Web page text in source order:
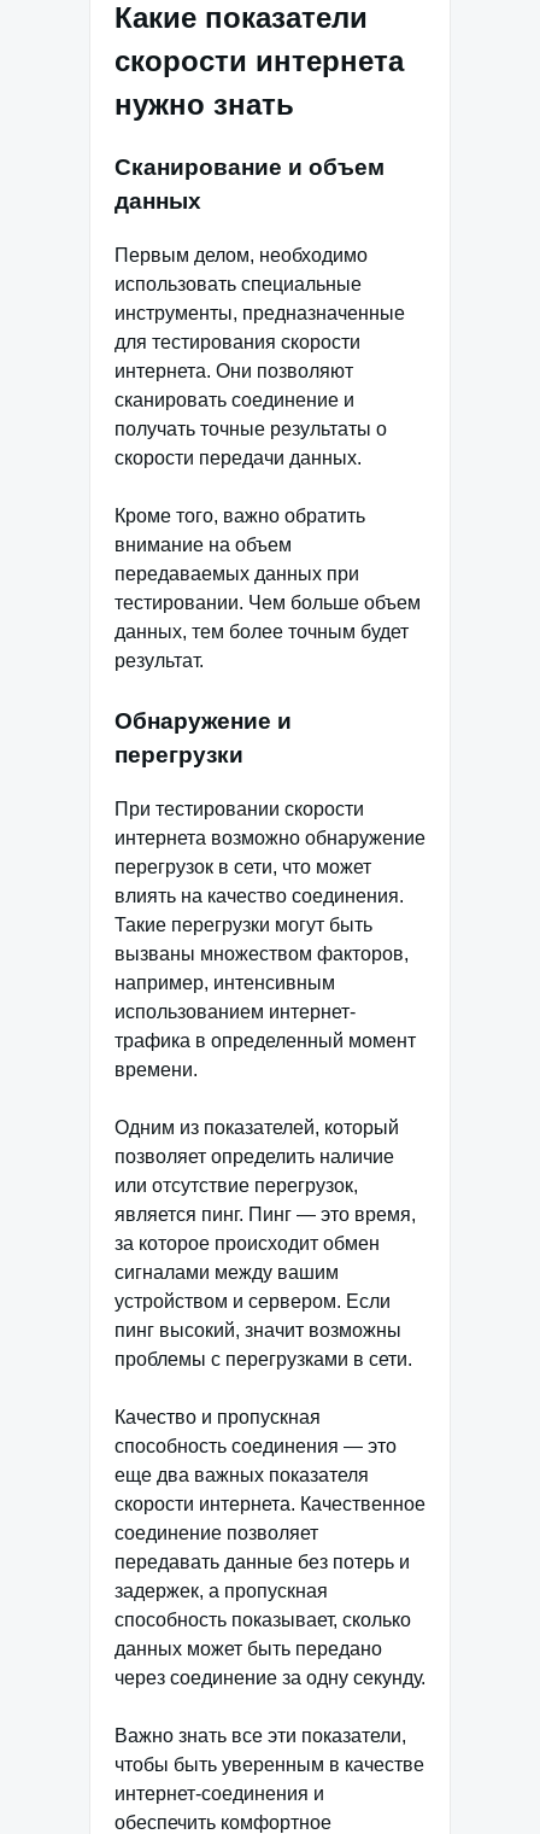
Какие показатели
скорости интернета
нужно знать
Сканирование и объем
данных
Первым делом, необходимо
использовать специальные
инструменты, предназначенные
для тестирования скорости
интернета. Они позволяют
сканировать соединение и
получать точные результаты о
скорости передачи данных.
Кроме того, важно обратить
внимание на объем
передаваемых данных при
тестировании. Чем больше объем
данных, тем более точным будет
результат.
Обнаружение и
перегрузки
При тестировании скорости
интернета возможно обнаружение
перегрузок в сети, что может
влиять на качество соединения.
Такие перегрузки могут быть
вызваны множеством факторов,
например, интенсивным
использованием интернет-
трафика в определенный момент
времени.
Одним из показателей, который
позволяет определить наличие
или отсутствие перегрузок,
является пинг. Пинг — это время,
за которое происходит обмен
сигналами между вашим
устройством и сервером. Если
пинг высокий, значит возможны
проблемы с перегрузками в сети.
Качество и пропускная
способность соединения — это
еще два важных показателя
скорости интернета. Качественное
соединение позволяет
передавать данные без потерь и
задержек, а пропускная
способность показывает, сколько
данных может быть передано
через соединение за одну секунду.
Важно знать все эти показатели,
чтобы быть уверенным в качестве
интернет-соединения и
обеспечить комфортное